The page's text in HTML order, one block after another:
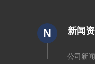
N 新闻
公司新